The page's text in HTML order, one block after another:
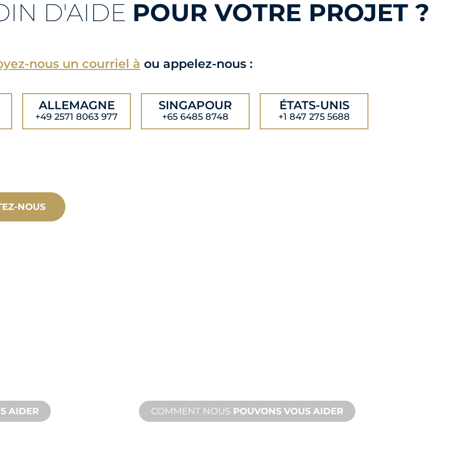
D'AIDE POUR VOTRE PROJET ?
nous un courriel à ou appelez-nous :
ALLEMAGNE
+49 2571 8063 977
SINGAPOUR
+65 6485 8748
ÉTATS-UNIS
+1 847 275 5688
NOUS
AIDER COMMENT NOUS POUVONS VOUS AIDER